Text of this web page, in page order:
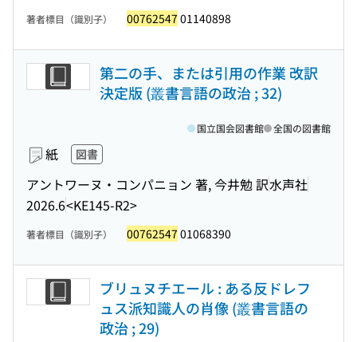
著者標目（識別子） 00762547 01140898
第二の手、または引用の作業 改訳
決定版 (叢書言語の政治 ; 32)
紙 図書
アントワーヌ・コンパニョン 著, 今井勉 訳水声社
2026.6<KE145-R2>
国立国会図書館 全国の図書館
著者標目（識別子） 00762547 01068390
ブリュヌチエール : ある反ドレフ
ュス派知識人の肖像 (叢書言語の
政治 ; 29)